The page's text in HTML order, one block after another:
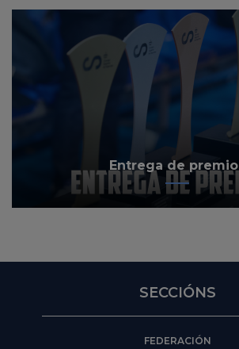
Entrega de
SECCIÓNS
FEDERACIÓN